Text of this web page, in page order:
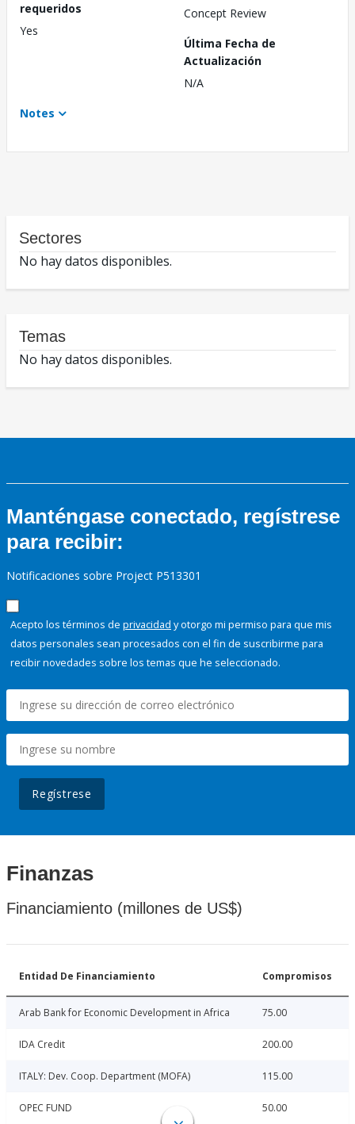
requeridos
Yes
Concept Review
Última Fecha de
Actualización
N/A
Notes
Sectores
No hay datos disponibles.
Temas
No hay datos disponibles.
Manténgase conectado, regístrese
para recibir:
Notificaciones sobre Project P513301
Acepto los términos de privacidad y otorgo mi permiso para que mis
datos personales sean procesados con el fin de suscribirme para
recibir novedades sobre los temas que he seleccionado.
Regístrese
Finanzas
Financiamiento (millones de US$)
Entidad De Financiamiento Compromisos
Arab Bank for Economic Development in Africa 75.00
IDA Credit 200.00
ITALY: Dev. Coop. Department (MOFA) 115.00
OPEC FUND 50.00